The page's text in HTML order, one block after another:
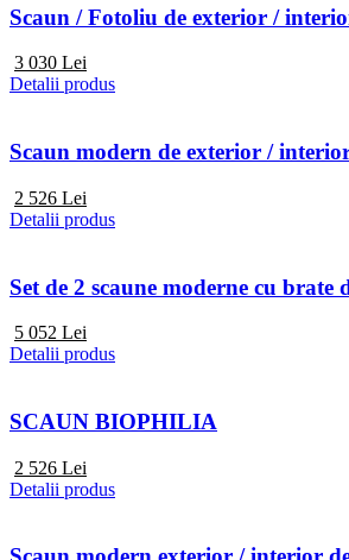
Scaun / Fotoliu de exterior /
3 030 Lei
Detalii produs
Scaun modern de exterior /
2 526 Lei
Detalii produs
Set de 2 scaune moderne cu
5 052 Lei
Detalii produs
SCAUN BIOPHILIA
2 526 Lei
Detalii produs